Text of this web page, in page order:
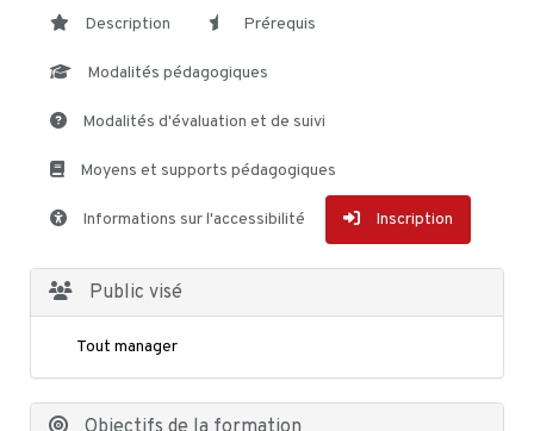
Description Prérequis
Modalités pédagogiques
Modalités d'évaluation et de suivi
Moyens et supports pédagogiques
Informations sur l'accessibilité Inscription
Public visé
Tout manager